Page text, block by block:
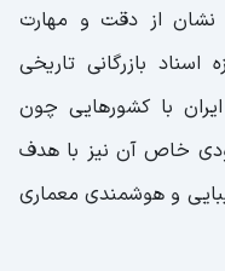
از دقت و مهارت
بازرگانی تاریخی
با کشورهایی چون
خاص آن نیز با هدف
و هوشمندی معماری